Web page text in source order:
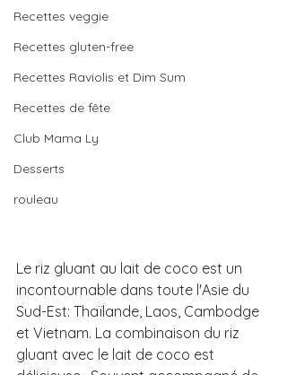
Recettes veggie
Recettes gluten-free
Recettes Raviolis et Dim Sum
Recettes de fête
Club Mama Ly
Desserts
rouleau
Le riz gluant au lait de coco est un
incontournable dans toute l'Asie du
Sud-Est: Thaïlande, Laos, Cambodge
et Vietnam. La combinaison du riz
gluant avec le lait de coco est